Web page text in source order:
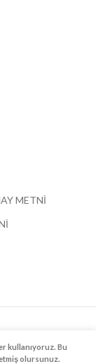
METNİ
kullanıyoruz. Bu
etmiş olursunuz.